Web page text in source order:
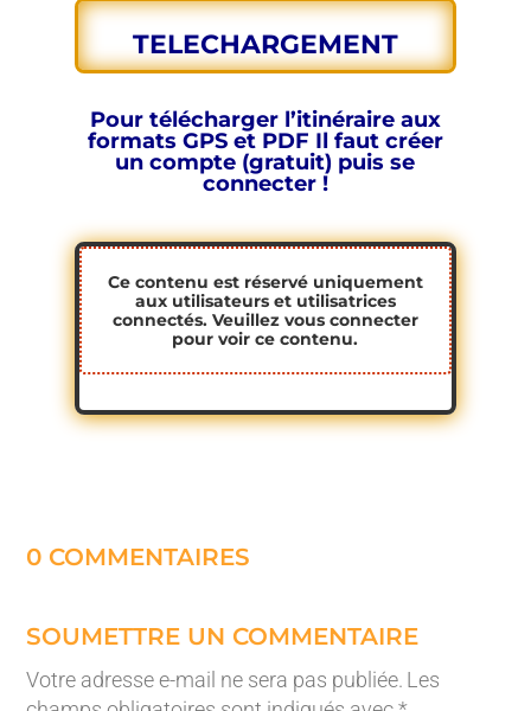
TELECHARGEMENT
Pour télécharger l’itinéraire aux
formats GPS et PDF Il faut créer
un compte (gratuit) puis se
connecter !
Ce contenu est réservé uniquement
aux utilisateurs et utilisatrices
connectés. Veuillez vous connecter
pour voir ce contenu.
0 COMMENTAIRES
SOUMETTRE UN COMMENTAIRE
Votre adresse e-mail ne sera pas publiée. Les